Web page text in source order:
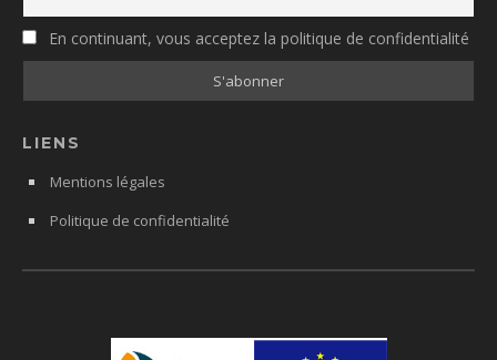
En continuant, vous acceptez la politique de confidentialité
LIENS
Mentions légales
Politique de confidentialité